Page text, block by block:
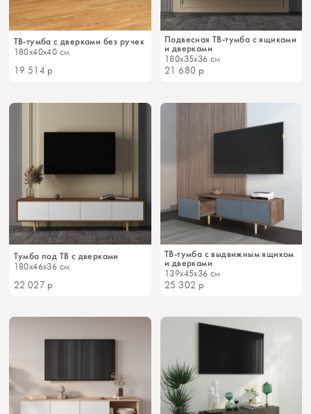
ТВ-тумба с дверками без ручек
180x40x40 см
19 514 р
Подвесная ТВ-тумба с ящиками
и дверками
180x35x36 см
21 680 р
Тумба под ТВ с дверками
180x46x36 см
22 027 р
ТВ-тумба с выдвижным ящиком
и дверками
139x45x36 см
25 302 р